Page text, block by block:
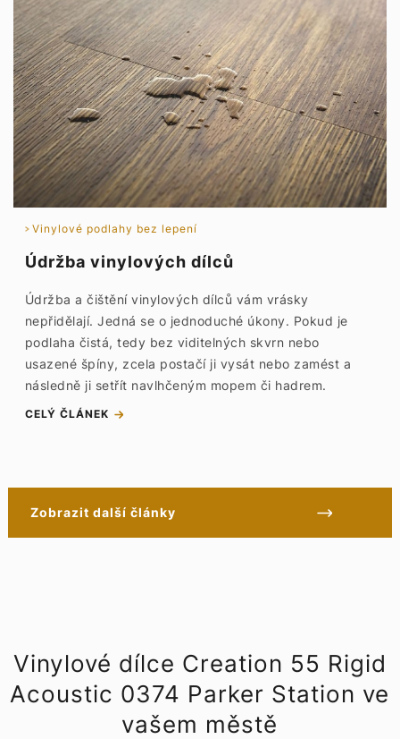
Vinylové podlahy bez lepení
Údržba vinylových dílců
Údržba a čištění vinylových dílců vám vrásky
nepřidělají. Jedná se o jednoduché úkony. Pokud je
podlaha čistá, tedy bez viditelných skvrn nebo
usazené špíny, zcela postačí ji vysát nebo zamést a
následně ji setřít navlhčeným mopem či hadrem.
CELÝ ČLÁNEK
Zobrazit další články
Vinylové dílce Creation 55 Rigid
Acoustic 0374 Parker Station ve
vašem městě